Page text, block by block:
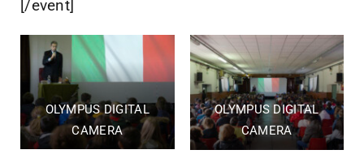
[/event]
OLYMPUS DIGITAL
CAMERA
OLYMPUS DIGITAL
CAMERA